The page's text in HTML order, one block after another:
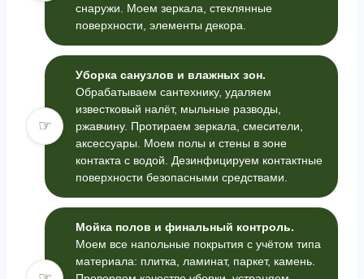
снаружи. Моем зеркала, стеклянные
поверхности, элементы декора.
☞
Уборка санузлов и влажных зон.
Обрабатываем сантехнику, удаляем
известковый налёт, мыльные разводы,
ржавчину. Протираем зеркала, смесители,
аксессуары. Моем полы и стены в зоне
контакта с водой. Дезинфицируем контактные
поверхности безопасными средствами.
Мойка полов и финальный контроль.
Моем все напольные покрытия с учётом типа
материала: плитка, ламинат, паркет, камень.